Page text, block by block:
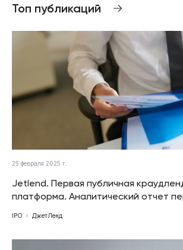
Топ публикаций
25 февраля 2025 г.
Jetlend. Первая публичная
платформа. Аналитический отчет
IPO ДжетЛенд